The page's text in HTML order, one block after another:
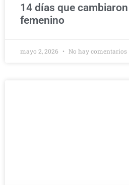
14 días que
femenino
mayo 2, 2026 No hay comentarios